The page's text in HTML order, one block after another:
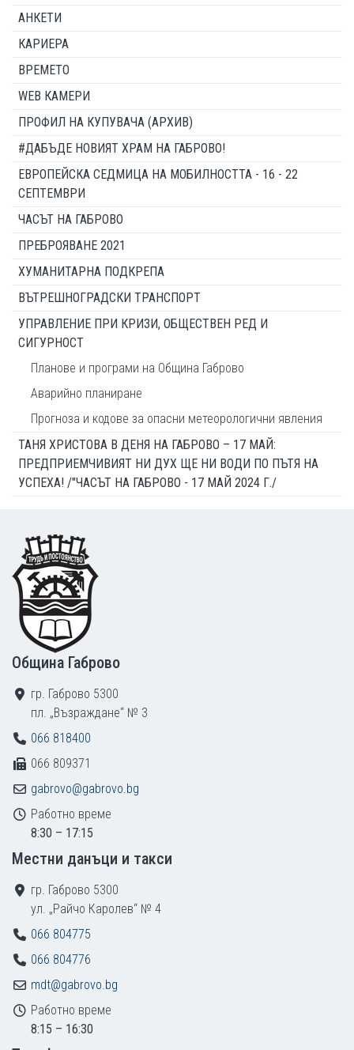
АНКЕТИ
КАРИЕРА
ВРЕМЕТО
WEB КАМЕРИ
ПРОФИЛ НА КУПУВАЧА (АРХИВ)
#ДАБЪДЕ НОВИЯТ ХРАМ НА ГАБРОВО!
ЕВРОПЕЙСКА СЕДМИЦА НА МОБИЛНОСТТА - 16 - 22
СЕПТЕМВРИ
ЧАСЪТ НА ГАБРОВО
ПРЕБРОЯВАНЕ 2021
ХУМАНИТАРНА ПОДКРЕПА
ВЪТРЕШНОГРАДСКИ ТРАНСПОРТ
УПРАВЛЕНИЕ ПРИ КРИЗИ, ОБЩЕСТВЕН РЕД И
СИГУРНОСТ
Планове и програми на Община Габрово
Аварийно планиране
Прогноза и кодове за опасни метеорологични явления
ТАНЯ ХРИСТОВА В ДЕНЯ НА ГАБРОВО – 17 МАЙ:
ПРЕДПРИЕМЧИВИЯТ НИ ДУХ ЩЕ НИ ВОДИ ПО ПЪТЯ НА
УСПЕХА! /"ЧАСЪТ НА ГАБРОВО - 17 МАЙ 2024 Г./
Footer
Община Габрово
гр. Габрово 5300
пл. „Възраждане“ № 3
066 818400
066 809371
gabrovo@gabrovo.bg
Работно време
8:30 – 17:15
Местни данъци и такси
гр. Габрово 5300
ул. „Райчо Каролев“ № 4
066 804775
066 804776
mdt@gabrovo.bg
Работно време
8:15 – 16:30